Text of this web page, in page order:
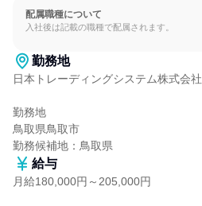
配属職種について
入社後は記載の職種で配属されます。
勤務地
日本トレーディングシステム株式会社
勤務地
鳥取県鳥取市
勤務候補地：鳥取県
給与
月給180,000円～205,000円